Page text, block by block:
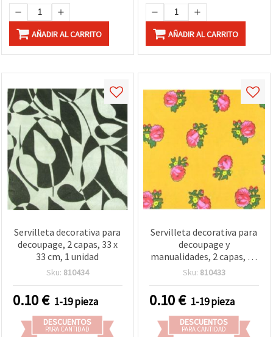
AÑADIR AL CARRITO AÑADIR AL CARRITO
Servilleta decorativa para
decoupage, 2 capas, 33 x
33 cm, 1 unidad
Sku: 810434
0.10€ 1-19 pieza
DESCUENTOS
PARA CANTIDAD
Servilleta decorativa para
decoupage y
manualidades, 2 capas, 33
x 33 cm, 1 unidad
Sku: 810433
0.10€ 1-19 pieza
DESCUENTOS
PARA CANTIDAD